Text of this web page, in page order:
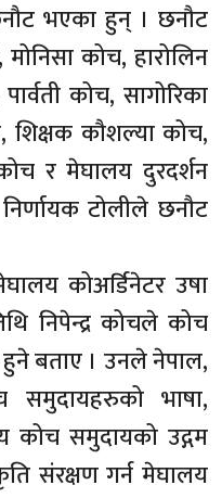
भएका हुन् । छनौट
कोच, हारोलिन
कोच, सागोरिका
कौशल्या कोच,
र मेघालय दुरदर्शन
टोलीले छनौट
कोअर्डिनेटर उषा
निपेन्द्र कोचले कोच
बताए । उनले नेपाल,
भाषा,
कोच समुदायको उद्गम
संरक्षण गर्न मेघालय